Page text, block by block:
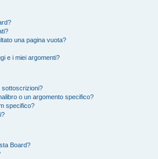
una pagina vuota?
e i miei argomenti?
sottoscrizioni?
o un argomento specifico?
specifico?
Board?